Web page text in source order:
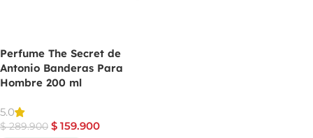
Perfume The Secret de
Antonio Banderas Para
Hombre 200 ml
5.0
$289.900 $ 159.900